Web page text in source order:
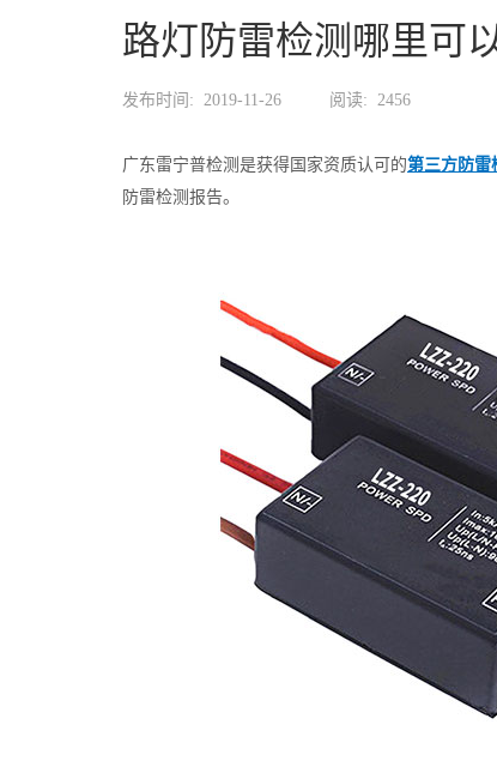
路灯防雷检测哪里可
发布时间: 2019-11-26 阅读: 2456
广东雷宁普检测是获得国家资质认可的第三方防雷
防雷检测报告。